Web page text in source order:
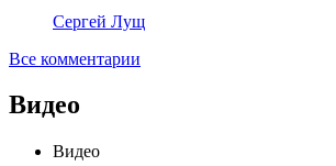
Сергей Лущ
Все комментарии
Видео
Видео